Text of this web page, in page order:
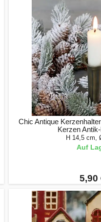
Chic Antique
Kerzen
H 14,5 cm,
Auf
5,90